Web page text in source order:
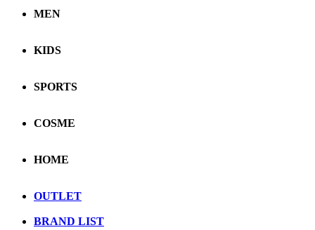
MEN
KIDS
SPORTS
COSME
HOME
OUTLET
BRAND LIST